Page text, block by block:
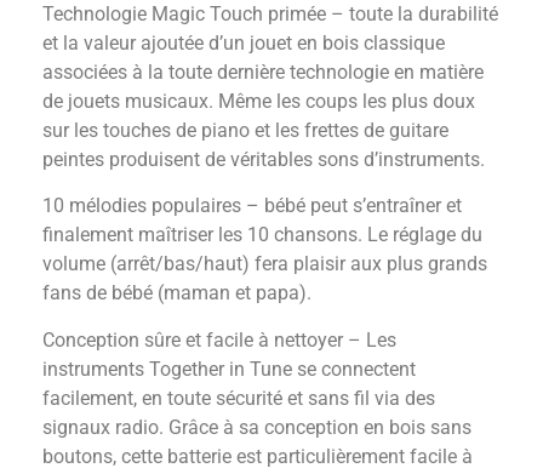
Technologie Magic Touch primée – toute la durabilité
et la valeur ajoutée d’un jouet en bois classique
associées à la toute dernière technologie en matière
de jouets musicaux. Même les coups les plus doux
sur les touches de piano et les frettes de guitare
peintes produisent de véritables sons d’instruments.
10 mélodies populaires – bébé peut s’entraîner et
finalement maîtriser les 10 chansons. Le réglage du
volume (arrêt/bas/haut) fera plaisir aux plus grands
fans de bébé (maman et papa).
Conception sûre et facile à nettoyer – Les
instruments Together in Tune se connectent
facilement, en toute sécurité et sans fil via des
signaux radio. Grâce à sa conception en bois sans
boutons, cette batterie est particulièrement facile à